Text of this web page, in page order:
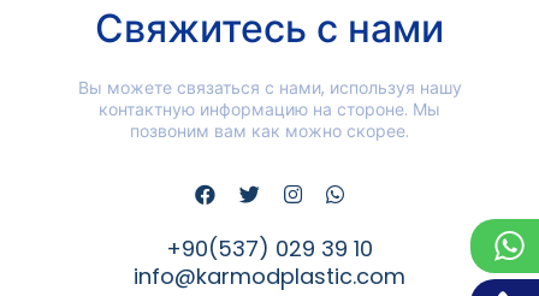
Свяжитесь с нами
Вы можете связаться с нами, используя нашу
контактную информацию на стороне. Мы
позвоним вам как можно скорее.
+90(537) 029 39 10
info@karmodplastic.com